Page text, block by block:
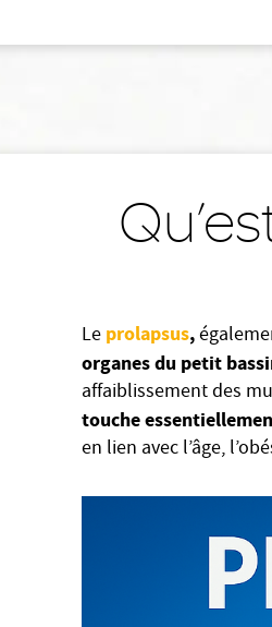
Le prolapsus,
organes du petit
affaiblissement des
touche
en lien avec l’âge,